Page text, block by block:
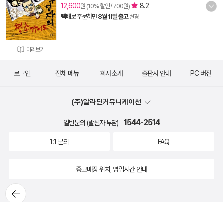
미리보기
12,600원 (10% 할인 / 700원) 8.2
택배로 주문하면 8월 11일 출고 변경
뒤로가
기
로그인 전체 메뉴 회사 소개 출판사 안내 PC 버전
(주)알라딘커뮤니케이션
일반문의 (발신자 부담) 1544-2514
1:1 문의 FAQ
중고매장 위치, 영업시간 안내